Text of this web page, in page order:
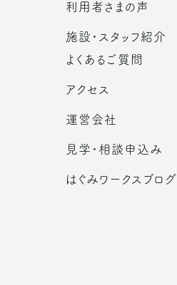
利用者さまの声
施設・スタッフ紹介
よくあるご質問
アクセス
運営会社
見学・相談申込み
はぐみワークスブログ